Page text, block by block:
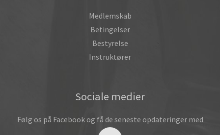
Medlemskab
Betingelser
Bestyrelse
Instruktører
Sociale medier
Følg os på Facebook og få de seneste opdateringer med